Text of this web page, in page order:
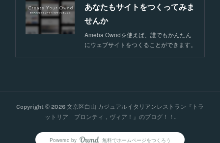
あなたもサイトをつくってみま
せんか
Ameba Owndを使えば、誰でもかんたん
にウェブサイトをつくることができます。
Copyright © 2026 文京区白山 カジュアルイタリアンレストラン『トラ
ットリア プロンティ，ヴィア！』のブログ！！ .
Powered by 無料でホームページをつくろう